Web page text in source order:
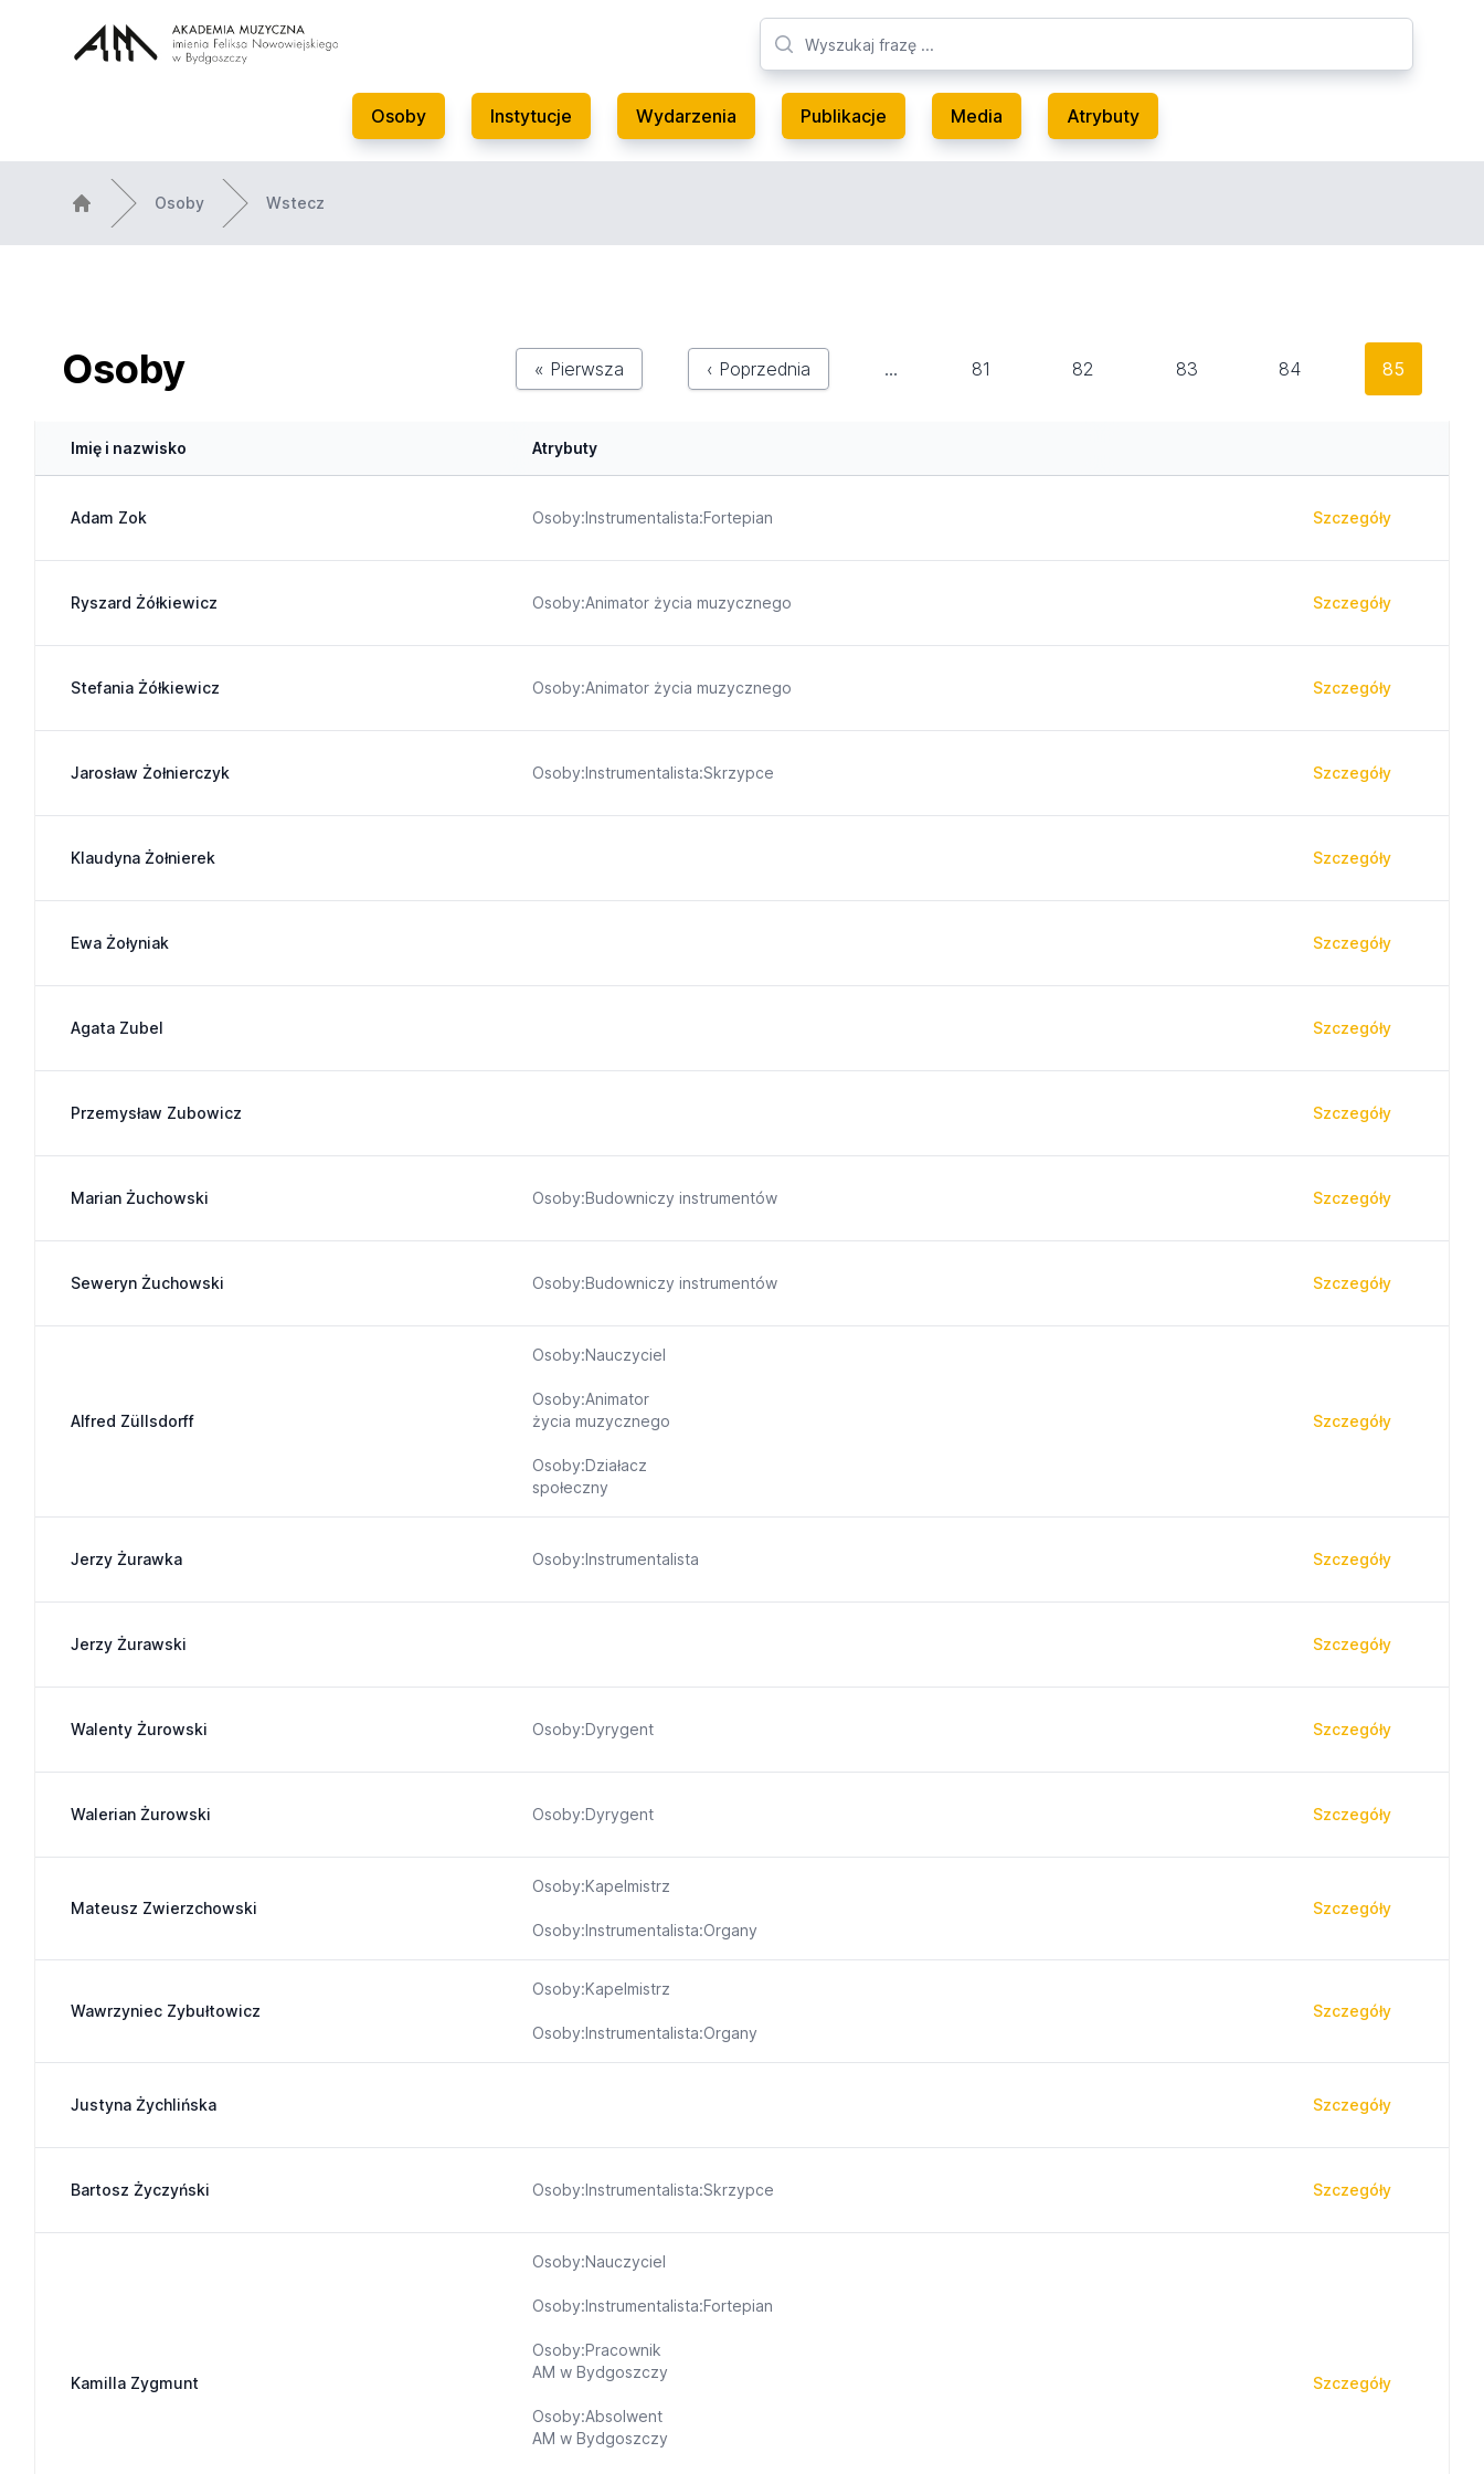
Osoby Instytucje Wydarzenia Publikacje Media Atrybuty
Osoby Wstecz
Osoby « Pierwsza ‹ Poprzednia … 81 82 83 84 85
Imię i nazwisko Atrybuty
Adam Zok Osoby:Instrumentalista:Fortepian Szczegóły
Ryszard Żółkiewicz Osoby:Animator życia muzycznego Szczegóły
Stefania Żółkiewicz Osoby:Animator życia muzycznego Szczegóły
Jarosław Żołnierczyk Osoby:Instrumentalista:Skrzypce Szczegóły
Klaudyna Żołnierek Szczegóły
Ewa Żołyniak Szczegóły
Agata Zubel Szczegóły
Przemysław Zubowicz Szczegóły
Marian Żuchowski Osoby:Budowniczy instrumentów Szczegóły
Seweryn Żuchowski Osoby:Budowniczy instrumentów Szczegóły
Alfred Züllsdorff
Osoby:Nauczyciel
Osoby:Animator
życia muzycznego
Osoby:Działacz
społeczny
Szczegóły
Jerzy Żurawka Osoby:Instrumentalista Szczegóły
Jerzy Żurawski Szczegóły
Walenty Żurowski Osoby:Dyrygent Szczegóły
Walerian Żurowski Osoby:Dyrygent Szczegóły
Mateusz Zwierzchowski
Osoby:Kapelmistrz
Osoby:Instrumentalista:Organy
Szczegóły
Wawrzyniec Zybułtowicz
Osoby:Kapelmistrz
Osoby:Instrumentalista:Organy
Szczegóły
Justyna Żychlińska Szczegóły
Bartosz Życzyński Osoby:Instrumentalista:Skrzypce Szczegóły
Kamilla Zygmunt
Osoby:Nauczyciel
Osoby:Instrumentalista:Fortepian
Osoby:Pracownik
AM w Bydgoszczy
Osoby:Absolwent
AM w Bydgoszczy
Szczegóły